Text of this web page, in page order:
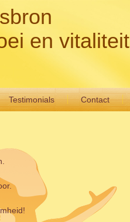
en vitaliteit
Testimonials Contact